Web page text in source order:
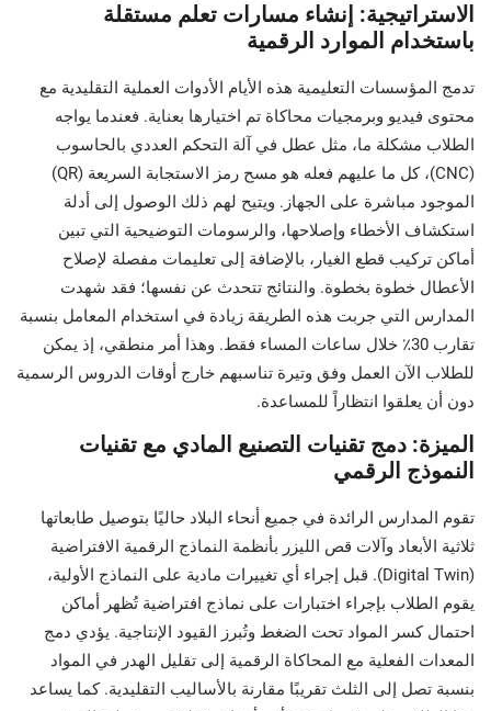
الاستراتيجية: إنشاء مسارات تعلم مستقلة
باستخدام الموارد الرقمية
تدمج المؤسسات التعليمية هذه الأيام الأدوات العملية التقليدية مع
محتوى فيديو وبرمجيات محاكاة تم اختيارها بعناية. فعندما يواجه
الطلاب مشكلة ما، مثل عطل في آلة التحكم العددي بالحاسوب
(CNC)، كل ما عليهم فعله هو مسح رمز الاستجابة السريعة (QR)
الموجود مباشرة على الجهاز. ويتيح لهم ذلك الوصول إلى أدلة
استكشاف الأخطاء وإصلاحها، والرسومات التوضيحية التي تبين
أماكن تركيب قطع الغيار، بالإضافة إلى تعليمات مفصلة لإصلاح
الأعطال خطوة بخطوة. والنتائج تتحدث عن نفسها؛ فقد شهدت
المدارس التي جربت هذه الطريقة زيادة في استخدام المعامل بنسبة
تقارب 30٪ خلال ساعات المساء فقط. وهذا أمر منطقي، إذ يمكن
للطلاب الآن العمل وفق وتيرة تناسبهم خارج أوقات الدروس الرسمية
دون أن يعلقوا انتظاراً للمساعدة.
الميزة: دمج تقنيات التصنيع المادي مع تقنيات
النموذج الرقمي
تقوم المدارس الرائدة في جميع أنحاء البلاد حاليًا بتوصيل طابعاتها
ثلاثية الأبعاد وآلات قص الليزر بأنظمة النماذج الرقمية الافتراضية
(Digital Twin). قبل إجراء أي تغييرات مادية على النماذج الأولية،
يقوم الطلاب بإجراء اختبارات على نماذج افتراضية تُظهر أماكن
احتمال كسر المواد تحت الضغط وتُبرز القيود الإنتاجية. يؤدي دمج
المعدات الفعلية مع المحاكاة الرقمية إلى تقليل الهدر في المواد
بنسبة تصل إلى الثلث تقريبًا مقارنة بالأساليب التقليدية. كما يساعد